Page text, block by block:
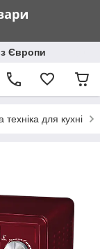
Європи
техніка для кухні